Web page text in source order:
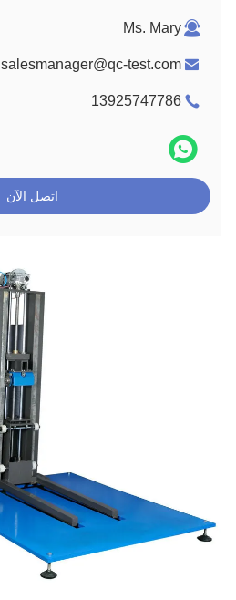
Ms. Mary
salesmanager@qc-test.com
13925747786
اتصل الآن